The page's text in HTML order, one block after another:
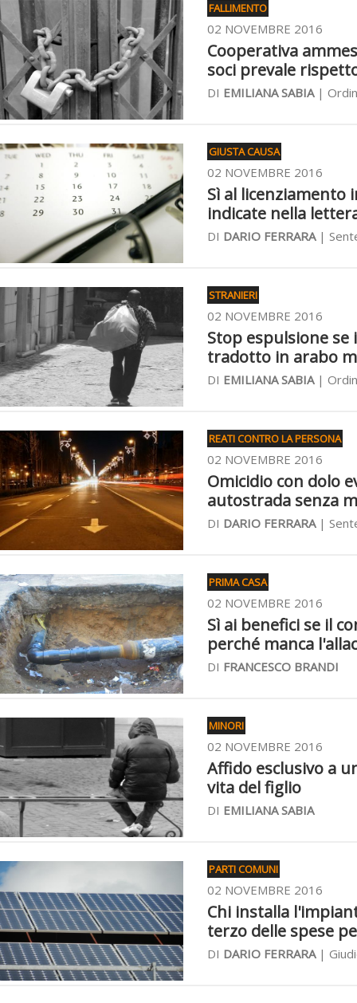
FALLIMENTO
02 NOVEMBRE 2016
Cooperativa
soci prevale
DI EMILIANA SABIA|
GIUSTA CAUSA
02 NOVEMBRE 2016
Sì al
indicate nella
DI DARIO FERRARA|
STRANIERI
02 NOVEMBRE 2016
Stop espulsione
tradotto in arabo
DI EMILIANA SABIA|
REATI CONTRO LA PERSONA
02 NOVEMBRE 2016
Omicidio con dolo
autostrada senza
DI DARIO FERRARA|
PRIMA CASA
02 NOVEMBRE 2016
Sì ai benefici se il
perché manca
DI FRANCESCO BRANDI
MINORI
02 NOVEMBRE 2016
Affido esclusivo a
vita del figlio
DI EMILIANA SABIA
PARTI COMUNI
02 NOVEMBRE 2016
Chi installa
terzo delle spese
DI DARIO FERRARA|